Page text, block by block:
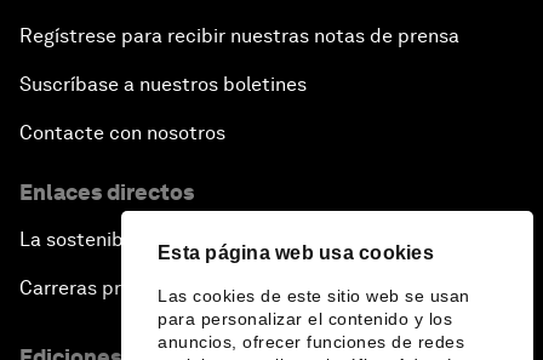
Esta página web usa cookies
Las cookies de este sitio web se usan
para personalizar el contenido y los
anuncios, ofrecer funciones de redes
Regístrese para recibir nuestras notas de prensa
Suscríbase a nuestros boletines
Contacte con nosotros
Enlaces directos
La sostenibilidad en el Foro
Carreras profesionales